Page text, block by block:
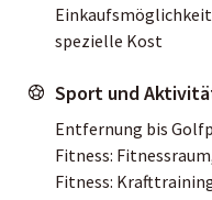
spezielle Kost
Sport und
Entfernung bis
Fitness:
Fitness: